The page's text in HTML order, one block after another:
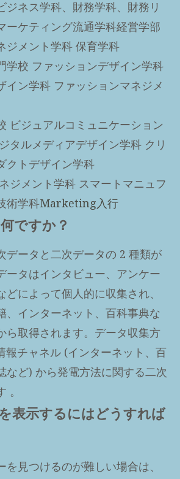
ジネス学科、財務学科、財務リ
ーケティング流通学科経営学部
ジメント学科 保育学科
学校 ファッションデザイン学科
イン学科 ファッションマネジメ
ビジュアルコミュニケーション
タルメディアデザイン学科 クリ
クトデザイン学科
ジメント学科 スマートマニュフ
術学科Marketing入行
ですか？
データと二次データの 2 種類が
ータはインタビュー、アンケー
どによって個人的に収集され、
、インターネット、百科事典な
ら取得されます。データ収集方
報チャネル (インターネット、百
など) から発電方法に関する二次
。
表示するにはどうすれば
見つけるのが難しい場合は、